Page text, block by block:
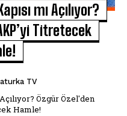
mı Açılıyor?
Titretecek
TV
Özgür Özel'den
Hamle!